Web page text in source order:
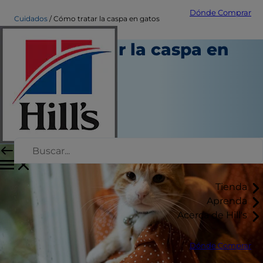
Dónde Comprar
Tienda
Aprenda
Acerca de Hill's
Dónde Comprar
Cuidados Cómo tratar la caspa en gatos
Cómo tratar la caspa en
gatos
Salud
Autor del personal
Enero 02, 2024